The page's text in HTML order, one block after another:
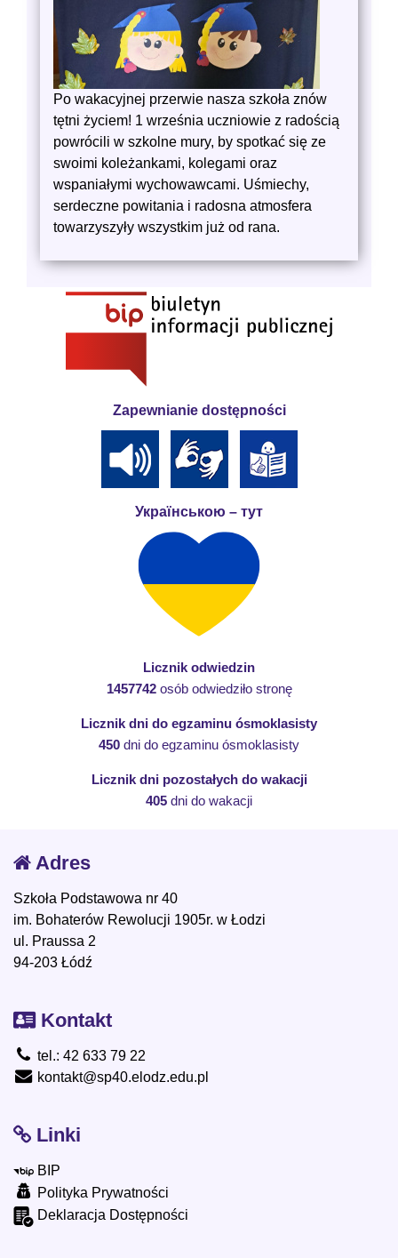
Zapewnianie dostępności
Українською – тут
Licznik odwiedzin
1457742osób odwiedziło stronę
Licznik dni do egzaminu ósmoklasisty
450 dni do egzaminu ósmoklasisty
Licznik dni pozostałych do wakacji
405 dni do wakacji
Po wakacyjnej przerwie nasza szkoła znów
tętni życiem! 1 września uczniowie z radością
powrócili w szkolne mury, by spotkać się ze
swoimi koleżankami, kolegami oraz
wspaniałymi wychowawcami. Uśmiechy,
serdeczne powitania i radosna atmosfera
towarzyszyły wszystkim już od rana.
Adres
Szkoła Podstawowa nr 40
im. Bohaterów Rewolucji 1905r. w Łodzi
ul. Praussa 2
94-203 Łódź
Kontakt
tel.: 42 633 79 22
kontakt@sp40.elodz.edu.pl
Linki
BIP
Polityka Prywatności
Deklaracja Dostępności